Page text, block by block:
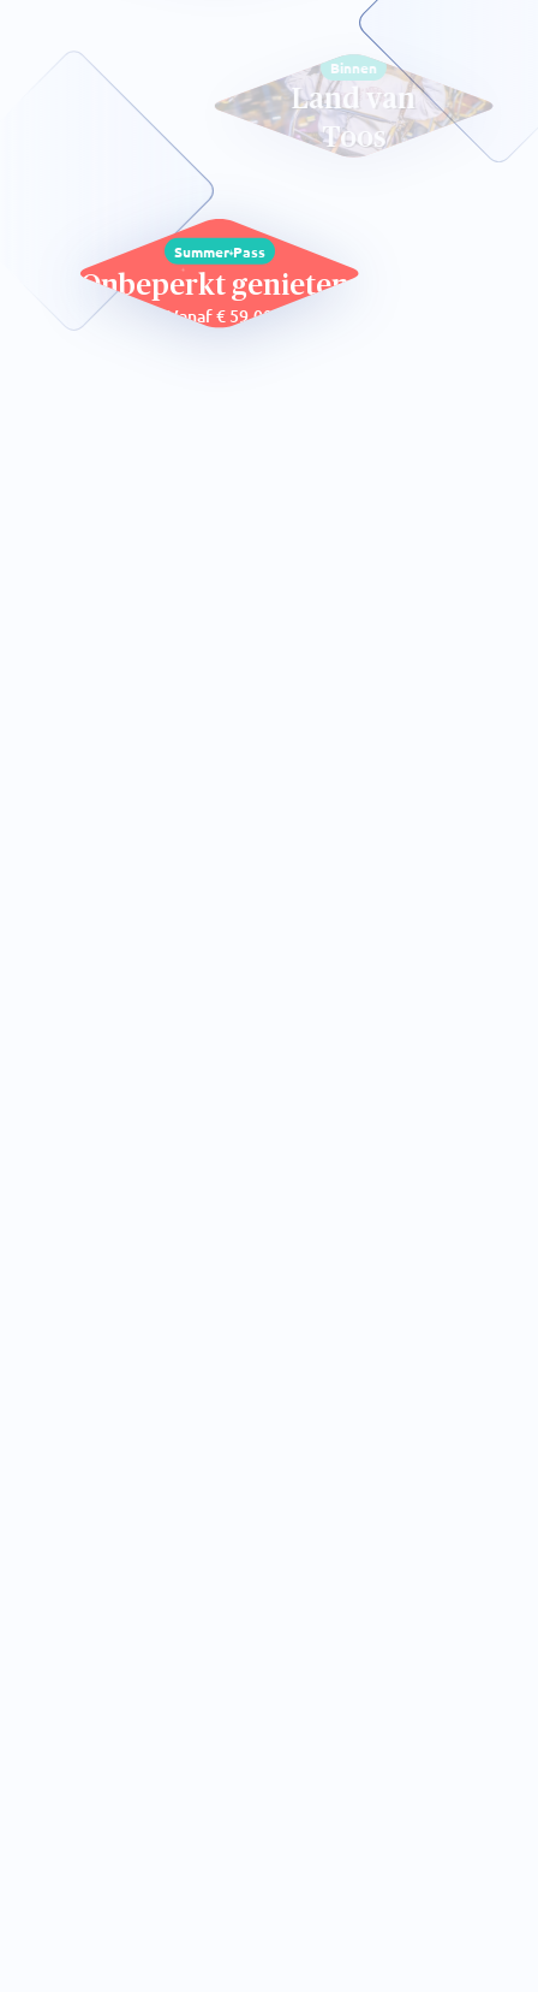
Binnen
Land van
Toos
Summer Pass
Onbeperkt genieten
Vanaf € 59,00